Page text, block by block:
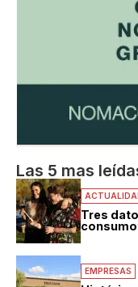
Las 5 mas
Tres
EMPRESAS